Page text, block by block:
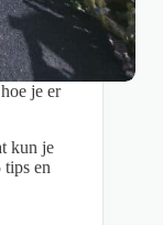
je er
kun je
en